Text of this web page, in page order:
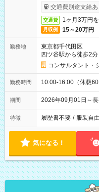
ービス利用可（利用
交通費別途支給あ
交通費 1ヶ月3万円
月収例 15～20万円
勤務地
東京都千代田区
四ツ谷駅から徒歩2分
コンサルタント・
勤務時間 10:00-16:00（休憩60
期間 2026年09月01日～
特徴 履歴書不要 / 服装自由
気になる！